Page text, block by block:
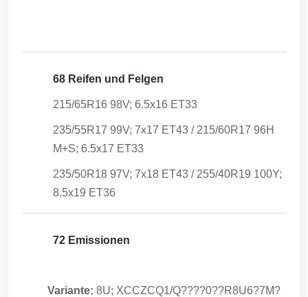
68 Reifen und Felgen
215/65R16 98V; 6.5x16 ET33
235/55R17 99V; 7x17 ET43 / 215/60R17 96H
M+S; 6.5x17 ET33
235/50R18 97V; 7x18 ET43 / 255/40R19 100Y;
8.5x19 ET36
72 Emissionen
Variante: 8U; XCCZCQ1/Q????0??R8U6?7M?